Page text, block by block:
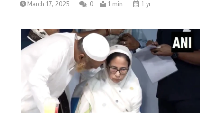
March 17, 2025 0 1 min 1 yr